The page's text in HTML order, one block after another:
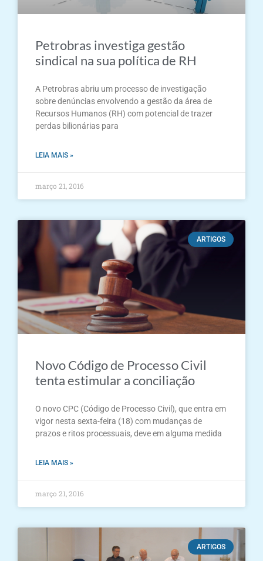
Petrobras investiga gestão
sindical na sua política de RH
A Petrobras abriu um processo de investigação
sobre denúncias envolvendo a gestão da área de
Recursos Humanos (RH) com potencial de trazer
perdas bilionárias para
LEIA MAIS »
março 21, 2016
ARTIGOS
Novo Código de Processo Civil
tenta estimular a conciliação
O novo CPC (Código de Processo Civil), que entra em
vigor nesta sexta-feira (18) com mudanças de
prazos e ritos processuais, deve em alguma medida
LEIA MAIS »
março 21, 2016
ARTIGOS